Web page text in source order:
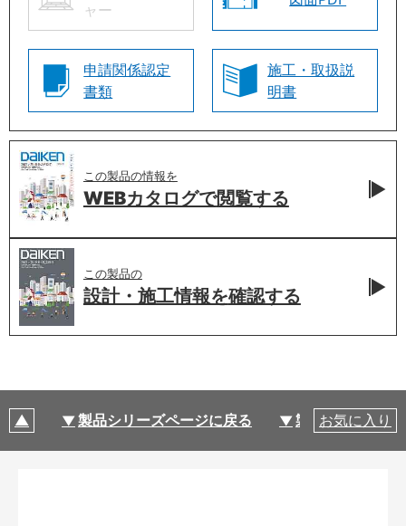
ャー
申請関係認定
書類
施工・取扱説
明書
この製品の情報を
WEBカタログで閲覧する
この製品の
設計・施工情報を確認する
製品シリーズページに戻る 製品仕様
お気に入り